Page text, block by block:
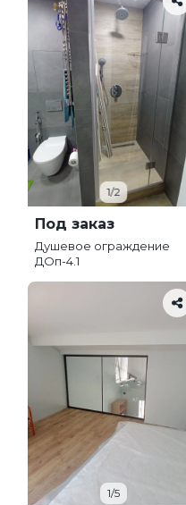
1/2
Под заказ
Душевое ограждение
ДОп-4.1
1/5